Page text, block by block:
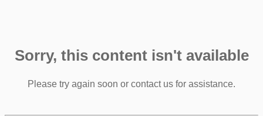
Sorry, this content isn't available
Please try again soon or contact us for assistance.